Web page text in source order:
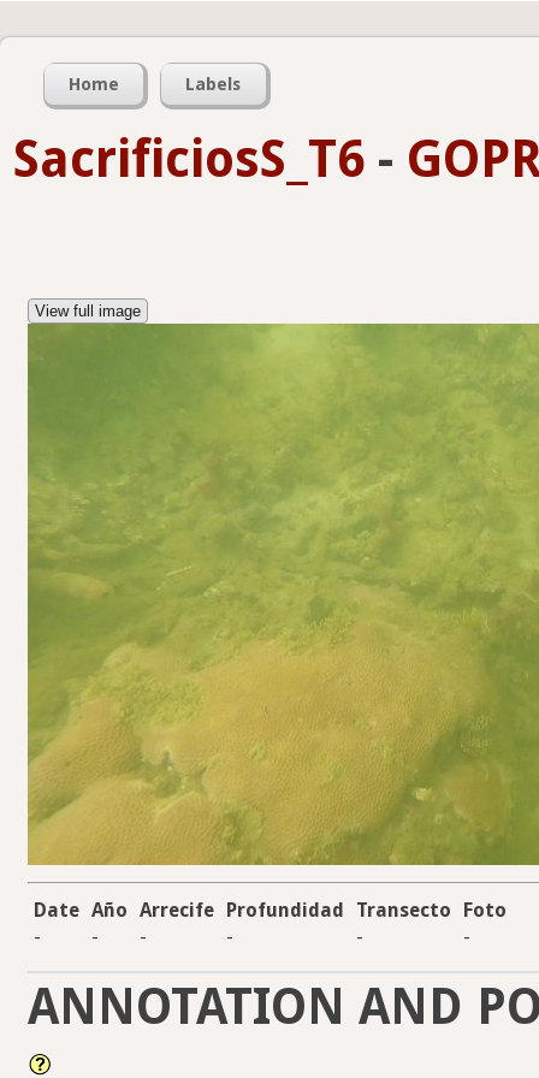
Home Labels
SacrificiosS_T6 -
View full image
Date Año Arrecife Profundidad Transecto
Foto
-
- - - - -
ANNOTATION AND